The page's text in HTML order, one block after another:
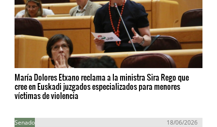
María Dolores Etxano reclama a la ministra Sira Rego que
cree en Euskadi juzgados especializados para menores
víctimas de violencia
Senado 18/06/2026